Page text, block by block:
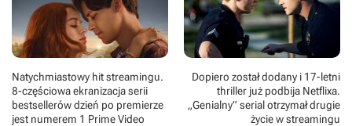
Natychmiastowy hit streamingu.
8-częściowa ekranizacja serii
bestsellerów dzień po premierze
jest numerem 1 Prime Video
Dopiero został dodany i 17-letni
thriller już podbija Netflixa.
„Genialny” serial otrzymał drugie
życie w streamingu